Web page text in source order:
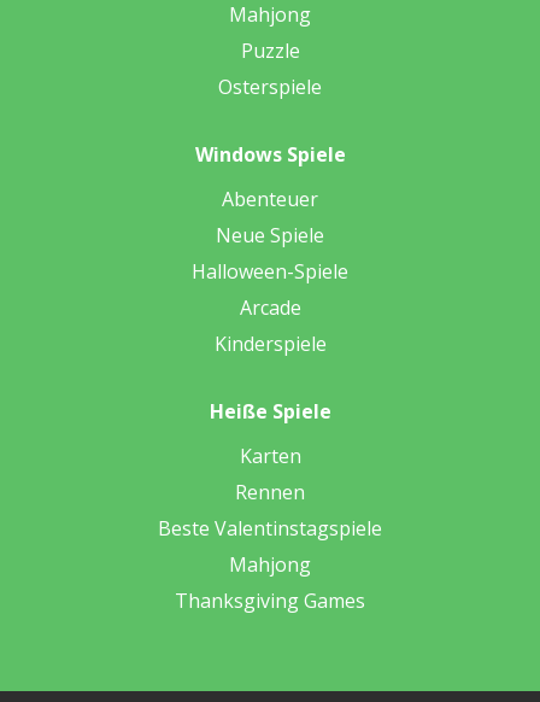
Mahjong
Puzzle
Osterspiele
Windows Spiele
Abenteuer
Neue Spiele
Halloween-Spiele
Arcade
Kinderspiele
Heiße Spiele
Karten
Rennen
Beste Valentinstagspiele
Mahjong
Thanksgiving Games